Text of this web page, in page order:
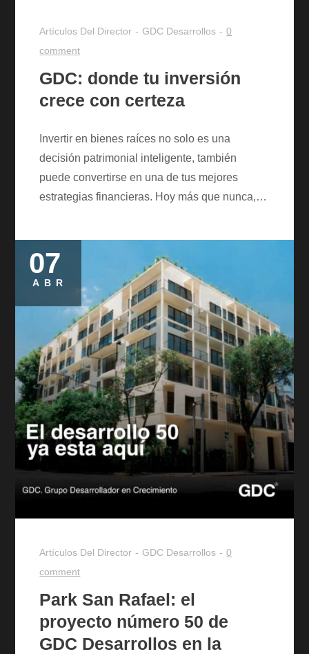
Artículos Del Director GDC Desarrollos
0
comment
GDC: donde tu inversión
crece con certeza
Invertir en bienes raíces no solo es una
decisión patrimonial inteligente, también
puede convertirse en una de tus mejores
estrategias financieras. Hoy más que nunca,…
Posted
on
07
ABR
Artículos Del Director GDC Desarrollos
0
comment
Park San Rafael: el
proyecto número 50 de
GDC Desarrollos en la